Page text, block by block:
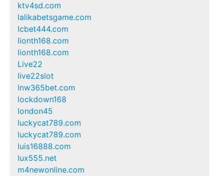
ktv4sd.com
lalikabetsgame.com
lcbet444.com
lionth168.com
lionth168.com
Live22
live22slot
lnw365bet.com
lockdown168
london45
luckycat789.com
luckycat789.com
luis16888.com
lux555.net
m4newonline.com